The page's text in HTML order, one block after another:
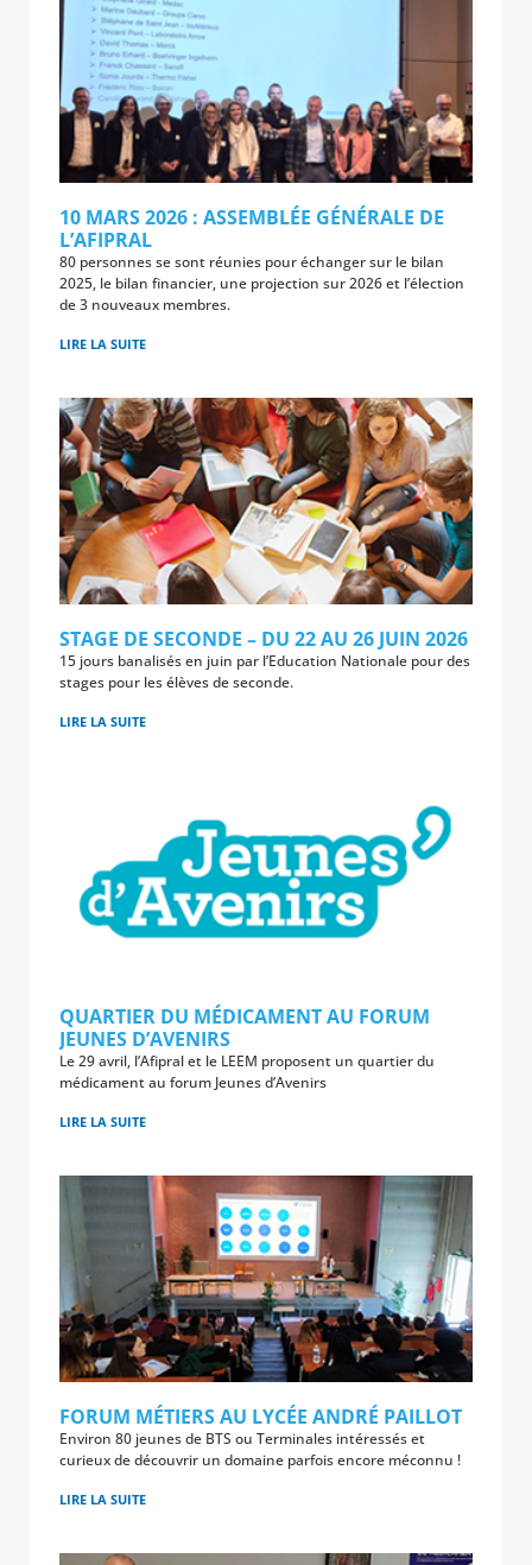
10 MARS 2026 : ASSEMBLÉE GÉNÉRALE DE
L’AFIPRAL
80 personnes se sont réunies pour échanger sur le bilan
2025, le bilan financier, une projection sur 2026 et l’élection
de 3 nouveaux membres.
LIRE LA SUITE
STAGE DE SECONDE – DU 22 AU 26 JUIN 2026
15 jours banalisés en juin par l’Education Nationale pour des
stages pour les élèves de seconde.
LIRE LA SUITE
QUARTIER DU MÉDICAMENT AU FORUM
JEUNES D’AVENIRS
Le 29 avril, l’Afipral et le LEEM proposent un quartier du
médicament au forum Jeunes d’Avenirs
LIRE LA SUITE
FORUM MÉTIERS AU LYCÉE ANDRÉ PAILLOT
Environ 80 jeunes de BTS ou Terminales intéressés et
curieux de découvrir un domaine parfois encore méconnu !
LIRE LA SUITE